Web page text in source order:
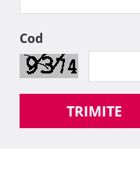
Cod
TRIMITE